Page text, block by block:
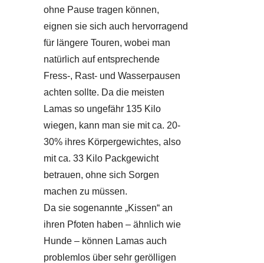
ohne Pause tragen können,
eignen sie sich auch hervorragend
für längere Touren, wobei man
natürlich auf entsprechende
Fress-, Rast- und Wasserpausen
achten sollte. Da die meisten
Lamas so ungefähr 135 Kilo
wiegen, kann man sie mit ca. 20-
30% ihres Körpergewichtes, also
mit ca. 33 Kilo Packgewicht
betrauen, ohne sich Sorgen
machen zu müssen.
Da sie sogenannte „Kissen“ an
ihren Pfoten haben – ähnlich wie
Hunde – können Lamas auch
problemlos über sehr gerölligen